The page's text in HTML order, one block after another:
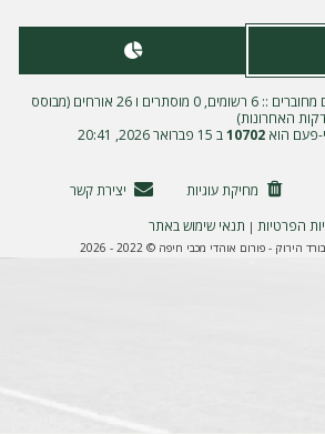
משתמשים מחוברים :: 6 רשומים, 0 מוסתרים ו 26 אורחים (מבוסס
פעם הוא10702ב 15 פברואר 2026, 20:41
מחיקת עוגיות
יצירת קשר
הפרטיות | תנאי שימוש באתר
הירוק - פורום אוהדי מכבי חיפה © 2022 - 2026